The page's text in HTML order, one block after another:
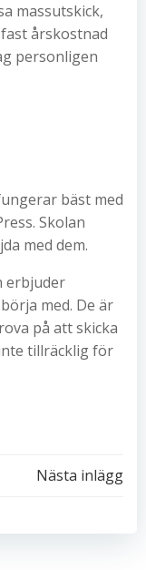
massutskick,
årskostnad
personligen
bäst med
Skolan
med dem.
erbjuder
med. De är
på att skicka
tillräcklig för
Nästa inlägg